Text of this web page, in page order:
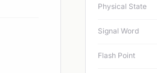
Physical State
Signal Word
Flash Point